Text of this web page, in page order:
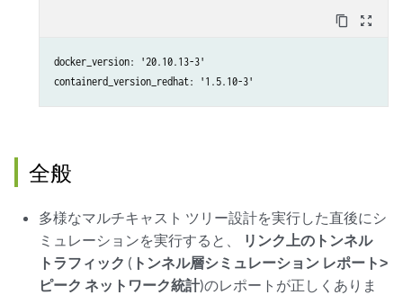
content_copy zoom_out_map
docker_version: '20.10.13-3'
containerd_version_redhat: '1.5.10-3'
全般
多様なマルチキャスト ツリー設計を実行した直後にシ
ミュレーションを実行すると、
リンク上のトンネル
トラフィック ( トンネル層シミュレーション レポート>
ピーク ネットワーク統計)のレポートが正しくありま